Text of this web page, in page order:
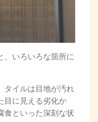
、いろいろな箇所に
タイルは目地が汚れ
目に見える劣化か
食といった深刻な状